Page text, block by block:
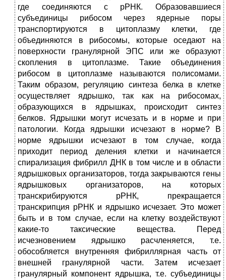
где соединяются с рРНК. Образовавшиеся
субъединицы рибосом через ядерные поры
транспортируются в цитоплазму клетки, где
объединяются в рибосомы, которые оседают на
поверхности гранулярной ЭПС или же образуют
скопления в цитоплазме. Такие объединения
рибосом в цитоплазме называются полисомами.
Таким образом, регуляцию синтеза белка в клетке
осуществляет ядрышко, так как на рибосомах,
образующихся в ядрышках, происходит синтез
белков. Ядрышки могут исчезать и в норме и при
патологии. Когда ядрышки исчезают в норме? В
норме ядрышки исчезают в том случае, когда
приходит период деления клетки и начинается
спирализация фибрилл ДНК в том числе и в области
ядрышковых организаторов, тогда закрываются гены
ядрышковых организаторов, на которых
транскрибируются рРНК, прекращается
транскрипция рРНК и ядрышко исчезает. Это может
быть и в том случае, если на клетку воздействуют
какие-то таксические вещества. Перед
исчезновением ядрышко расчленяется, т.е.
обособляется внутренняя фибриллярная часть от
внешней гранулярной части. Затем исчезает
гранулярный компонент ядрышка, т.е. субъединицы